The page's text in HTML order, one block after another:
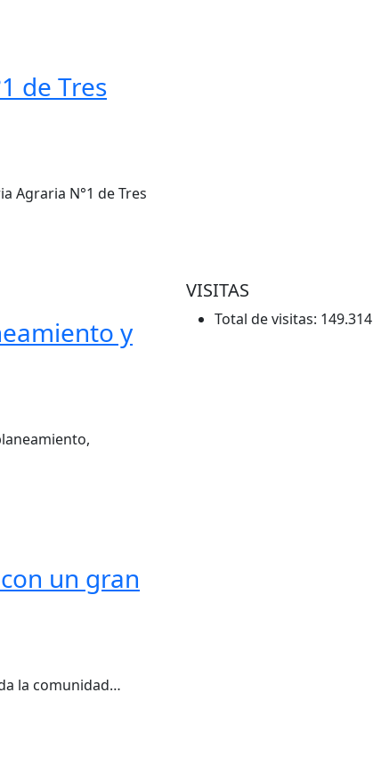
de Tres
Agraria N°1 de Tres
y
un gran
la comunidad…
VISITAS
Total de visitas: 149.314